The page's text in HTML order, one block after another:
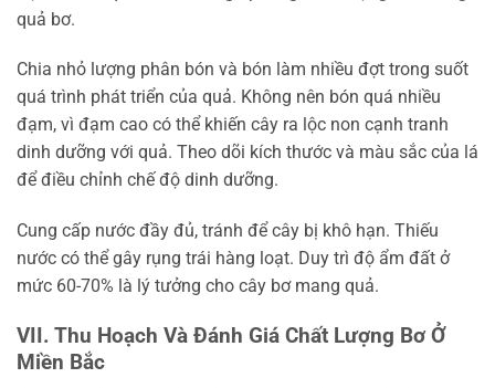
quả bơ.
Chia nhỏ lượng phân bón và bón làm nhiều đợt trong suốt
quá trình phát triển của quả. Không nên bón quá nhiều
đạm, vì đạm cao có thể khiến cây ra lộc non cạnh tranh
dinh dưỡng với quả. Theo dõi kích thước và màu sắc của lá
để điều chỉnh chế độ dinh dưỡng.
Cung cấp nước đầy đủ, tránh để cây bị khô hạn. Thiếu
nước có thể gây rụng trái hàng loạt. Duy trì độ ẩm đất ở
mức 60-70% là lý tưởng cho cây bơ mang quả.
VII. Thu Hoạch Và Đánh Giá Chất Lượng Bơ Ở
Miền Bắc